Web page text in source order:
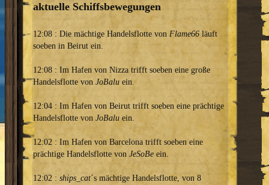
aktuelle Schiffsbewegungen
12:08 : Die mächtige Handelsflotte von Flame66läuft
soeben in Beirut ein.
12:08 : Im Hafen von Nizza trifft soeben eine große
Handelsflotte von JoBalu ein.
12:04 : Im Hafen von Beirut trifft soeben eine prächtige
Handelsflotte von JoBaluein.
12:02 : Im Hafen von Barcelona trifft soeben eine
prächtige Handelsflotte von JeSoBe ein.
12:02 : ships_cat´s mächtige Handelsflotte, von 8